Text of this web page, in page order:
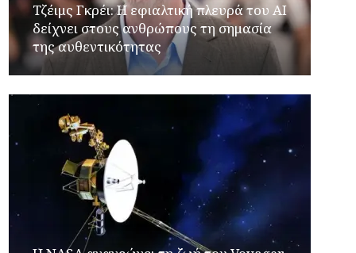
Τζέιμς Γκρέι: H εφιαλτική πλευρά του ΑI
δείχνει στους ανθρώπους τη σημασία
της αυθεντικότητας